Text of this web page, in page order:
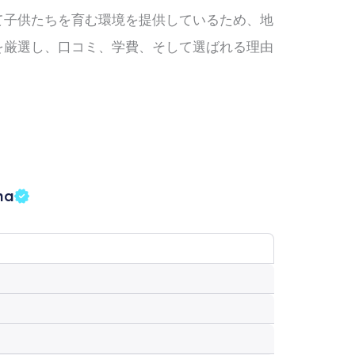
供たちを育む環境を提供しているため、地
選し、口コミ、学費、そして選ばれる理由